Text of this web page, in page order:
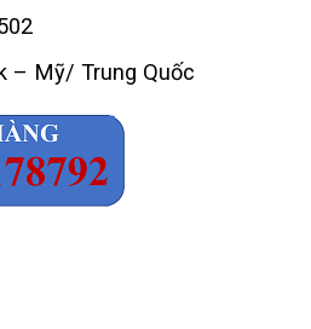
– Mỹ/ Trung Quốc